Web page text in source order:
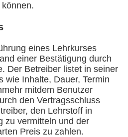
eines Lehrkurses
einer Bestätigung durch
Der Betreiber listet in seiner
wie Inhalte, Dauer, Termin
mitdem Benutzer
den Vertragsschluss
den Lehrstoff in
zu vermitteln und der
Preis zu zahlen.